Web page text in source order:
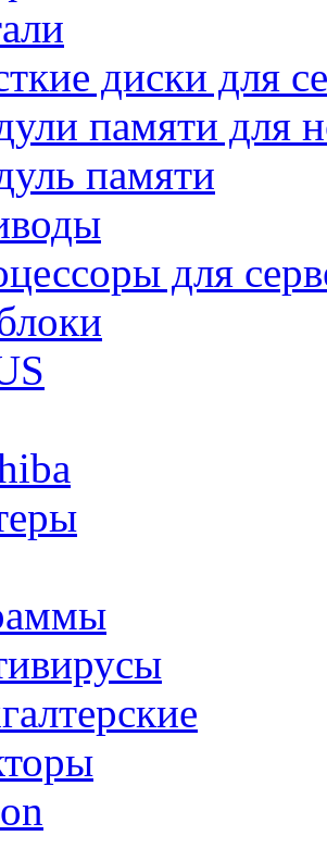
диски для
памяти для
памяти
для